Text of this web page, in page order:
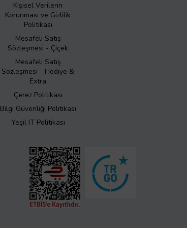
Kişisel Verilerin
Korunması ve Gizlilik
Politikası
Mesafeli Satış
Sözleşmesi - Çiçek
Mesafeli Satış
Sözleşmesi - Hediye &
Extra
Çerez Politikası
Bilgi Güvenliği Politikası
Yeşil IT Politikası